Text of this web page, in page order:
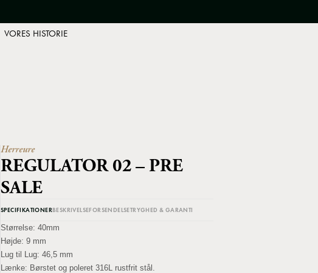
VORES HISTORIE
Herreure
REGULATOR 02 – PRE
SALE
SPECIFIKATIONERBESKRIVELSEFORSENDELSETRYGHED & GARANTI
Størrelse: 40mm
Højde: 9 mm
Lug til Lug: 46,5 mm
Lænke: Børstet og poleret 316L rustfrit stål.